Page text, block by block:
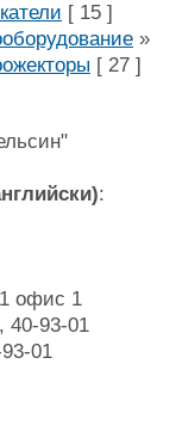
[ 15 ]
»
[ 27 ]
:
офис 1
40-93-01
01